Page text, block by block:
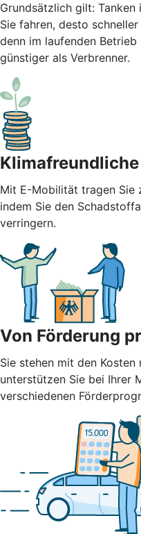
Grundsätzlich gilt:
Sie fahren, desto
denn im laufenden
günstiger als Verbrenner.
Mit E-Mobilität tragen Sie
indem Sie den
verringern.
Von Förderung
Sie stehen mit den
unterstützen Sie bei Ihrer
verschiedenen